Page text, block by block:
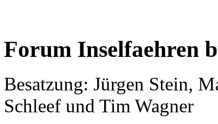
Forum Inselfaehren
Besatzung: Jürgen Stein,
Schleef und Tim Wagner